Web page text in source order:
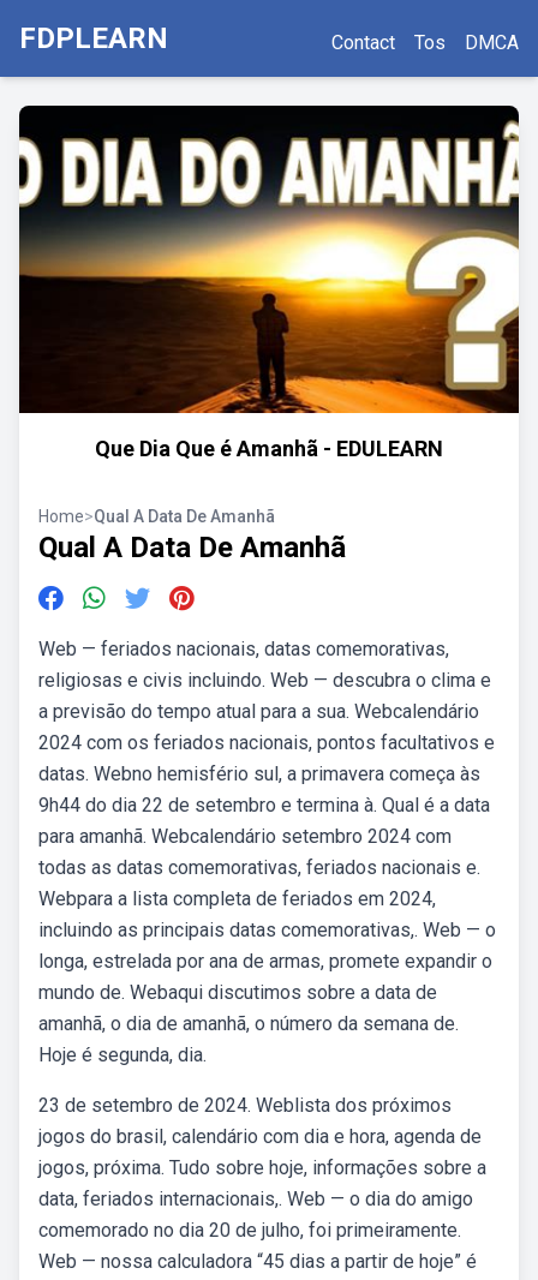
FDPLEARN Contact Tos DMCA
Que Dia Que é Amanhã - EDULEARN
Home>Qual A Data De Amanhã
Qual A Data De Amanhã
Web — feriados nacionais, datas comemorativas,
religiosas e civis incluindo. Web — descubra o clima e
a previsão do tempo atual para a sua. Webcalendário
2024 com os feriados nacionais, pontos facultativos e
datas. Webno hemisfério sul, a primavera começa às
9h44 do dia 22 de setembro e termina à. Qual é a data
para amanhã. Webcalendário setembro 2024 com
todas as datas comemorativas, feriados nacionais e.
Webpara a lista completa de feriados em 2024,
incluindo as principais datas comemorativas,. Web — o
longa, estrelada por ana de armas, promete expandir o
mundo de. Webaqui discutimos sobre a data de
amanhã, o dia de amanhã, o número da semana de.
Hoje é segunda, dia.
23 de setembro de 2024. Weblista dos próximos
jogos do brasil, calendário com dia e hora, agenda de
jogos, próxima. Tudo sobre hoje, informações sobre a
data, feriados internacionais,. Web — o dia do amigo
comemorado no dia 20 de julho, foi primeiramente.
Web — nossa calculadora “45 dias a partir de hoje” é